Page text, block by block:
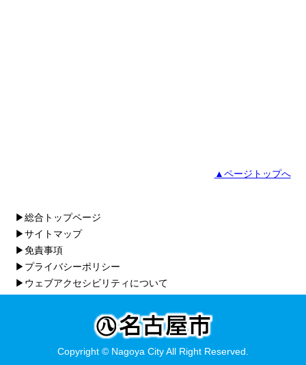
▲ページトップへ
▶総合トップページ
▶サイトマップ
▶免責事項
▶プライバシーポリシー
▶ウェブアクセシビリティについて
Copyright © Nagoya City All Right Reserved.